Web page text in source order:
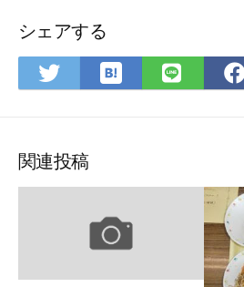
シェアする
Twitter
で
ア
は
て
ク
ー
ク
LINE
で
関連投稿